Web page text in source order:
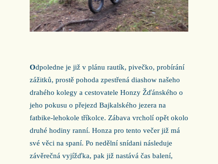
Odpoledne je již v plánu rautík, pivečko, probírání
zážitků, prostě pohoda zpestřená diashow našeho
drahého kolegy a cestovatele Honzy Žďánského o
jeho pokusu o přejezd Bajkalského jezera na
fatbike-lehokole tříkolce. Zábava vrcholí opět okolo
druhé hodiny ranní. Honza pro tento večer již má
své věci na spaní. Po nedělní snídani následuje
závěrečná vyjížďka, pak již nastává čas balení,